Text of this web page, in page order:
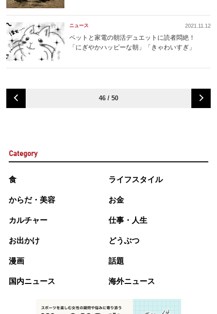
ニュース 2021.11.12
ペットと家電の朝活デュエットに読者悶絶！
「にぎやかハッピーな朝」「きゃわいすぎ」
46 / 50
Category
食 ライフスタイル
からだ・美容 お金
カルチャー 仕事・人生
お出かけ どうぶつ
漫画 話題
国内ニュース 海外ニュース